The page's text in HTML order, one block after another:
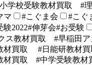
学校受験教材買取 #
マ
#こぐま会
#こぐ
2022#伸芽会#お受験
ス教材買取 #早稲田ア
材買取 #日能研教材
買取 #中学受験教材